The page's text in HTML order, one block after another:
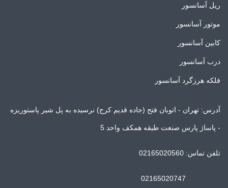
ریل آسانسور
موتور آسانسور
کابین آسانسور
درب آسانسور
فلکه هرزگرد آسانسور
آدرس: تهران - اتوبان فتح (جاده قدیم کرج) نرسیده به پل شیر پاستوریزه
- پاساژ پارس صنعت طبقه همکف واحد 5
تلفن تماس: 02165020560